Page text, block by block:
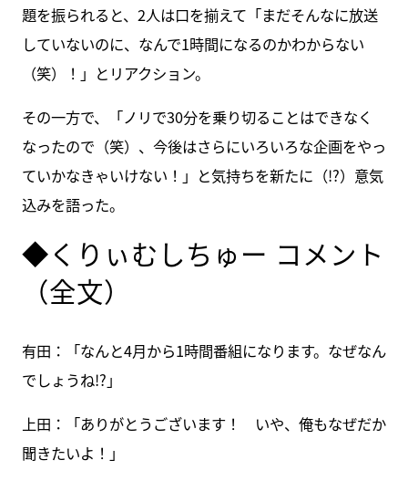
題を振られると、2人は口を揃えて「まだそんなに放送
していないのに、なんで1時間になるのかわからない
（笑）！」とリアクション。
その一方で、「ノリで30分を乗り切ることはできなく
なったので（笑）、今後はさらにいろいろな企画をやっ
ていかなきゃいけない！」と気持ちを新たに（!?）意気
込みを語った。
◆くりぃむしちゅー コメント
（全文）
有田：「なんと4月から1時間番組になります。なぜなん
でしょうね!?」
上田：「ありがとうございます！ いや、俺もなぜだか
聞きたいよ！」